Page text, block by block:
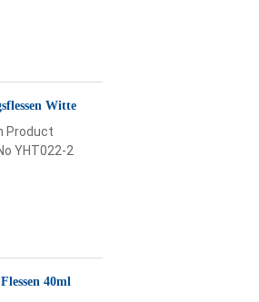
Witte
Product
YHT022-2
40ml